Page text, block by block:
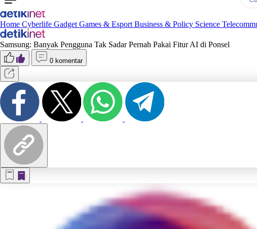
Home Cyberlife Gadget Games & Esport Business & Policy Science
Samsung: Banyak Pengguna Tak Sadar Pernah Pakai Fitur AI di Ponsel
0 komentar